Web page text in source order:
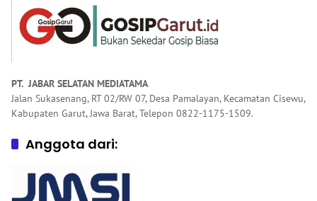
PT. JABAR SELATAN MEDIATAMA
Jalan Sukasenang, RT 02/RW 07, Desa Pamalayan, Kecamatan Cisewu,
Kabupaten Garut, Jawa Barat, Telepon 0822-1175-1509.
Anggota dari: